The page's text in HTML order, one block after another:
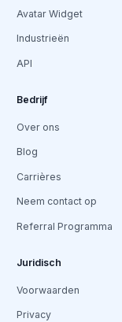
Avatar Widget
Industrieën
API
Bedrijf
Over ons
Blog
Carrières
Neem contact op
Referral Programma
Juridisch
Voorwaarden
Privacy